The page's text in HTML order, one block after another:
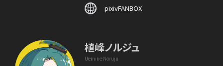
pixivFANBOX
植峰ノルジュ
Uemine Noruju